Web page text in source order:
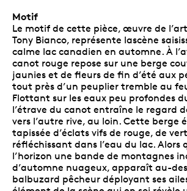
Motif
Le motif de cette pièce, œuvre de
Tony Bianco, représente lascène
calme lac canadien en automne. À
canot rouge repose sur une berge
jaunies et de fleurs de fin d’été aux
tout près d’un peuplier tremble au
Flottant sur les eaux peu profondes
l’étrave du canot entraîne le regard
vers l’autre rive, au loin. Cette berge
tapissée d’éclats vifs de rouge, de
réfléchissant dans l’eau du lac. Alors
l’horizon une bande de montagnes
d’automne nuageux, apparaît au-
balbuzard pêcheur déployant ses